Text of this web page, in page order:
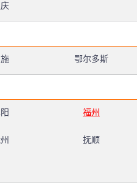
鄂尔多斯
福州
抚顺